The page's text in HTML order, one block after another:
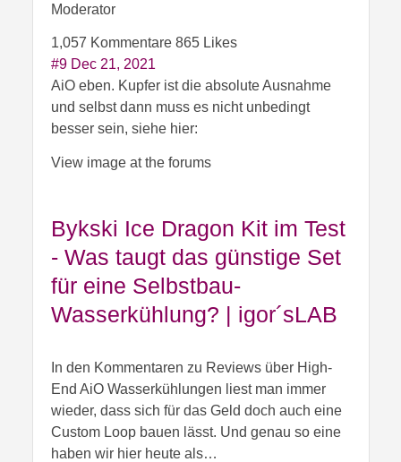
Moderator
1,057 Kommentare 865 Likes
#9 Dec 21, 2021
AiO eben. Kupfer ist die absolute Ausnahme
und selbst dann muss es nicht unbedingt
besser sein, siehe hier:
View image at the forums
Bykski Ice Dragon Kit im Test
- Was taugt das günstige Set
für eine Selbstbau-
Wasserkühlung? | igor´sLAB
In den Kommentaren zu Reviews über High-
End AiO Wasserkühlungen liest man immer
wieder, dass sich für das Geld doch auch eine
Custom Loop bauen lässt. Und genau so eine
haben wir hier heute als…